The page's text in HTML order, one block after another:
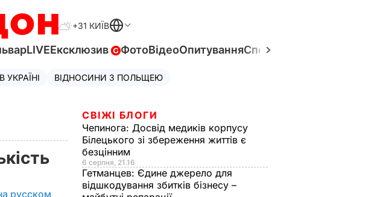
+31 КИЇВ
LIVEЕксклюзив ФотоВідеоОпитуванняСпецпроєкти
ВІДНОСИНИ З ПОЛЬЩЕЮ
русском
СВІЖІ БЛОГИ
Чепинога: Досвід медиків корпусу
Білецького зі збереження життів є
безцінним
6 серпня, 21.16
Гетманцев: Єдине джерело для
відшкодування збитків бізнесу –